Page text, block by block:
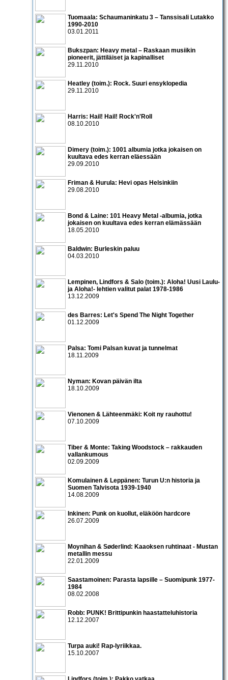
Tuomaala: Schaumaninkatu 3 – Tanssisali Lutakko
1990­-2010
03.01.2011
Bukszpan: Heavy metal – Raskaan musiikin
pioneerit, jättiläiset ja kapinalliset
29.11.2010
Heatley (toim.): Rock. Suuri ensyklopedia
29.11.2010
Harris: Hail! Hail! Rock'n'Roll
08.10.2010
Dimery (toim.): 1001 albumia jotka jokaisen on
kuultava edes kerran eläessään
29.09.2010
Friman & Hurula: Hevi opas Helsinkiin
29.08.2010
Bond & Laine: 101 Heavy Metal -albumia, jotka
jokaisen on kuultava edes kerran elämässään
18.05.2010
Baldwin: Burleskin paluu
04.03.2010
Lempinen, Lindfors & Salo (toim.): Aloha! Uusi Laulu-
ja Aloha!- lehtien valitut palat 1978-1986
13.12.2009
des Barres: Let's Spend The Night Together
01.12.2009
Palsa: Tomi Palsan kuvat ja tunnelmat
18.11.2009
Nyman: Kovan päivän ilta
18.10.2009
Vienonen & Lähteenmäki: Koit ny rauhottu!
07.10.2009
Tiber & Monte: Taking Woodstock – rakkauden
vallankumous
02.09.2009
Komulainen & Leppänen: Turun U:n historia ja
Suomen Talvisota 1939-1940
14.08.2009
Inkinen: Punk on kuollut, eläköön hardcore
26.07.2009
Moynihan & Søderlind: Kaaoksen ruhtinaat - Mustan
metallin messu
22.01.2009
Saastamoinen: Parasta lapsille – Suomipunk 1977-
1984
08.02.2008
Robb: PUNK! Brittipunkin haastatteluhistoria
12.12.2007
Turpa auki! Rap-lyriikkaa.
15.10.2007